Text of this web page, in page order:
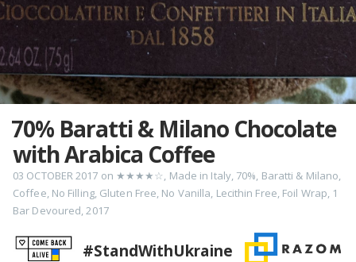
70% Baratti & Milano Chocolate
with Arabica Coffee
03 OCTOBER 2017 on ★★★★☆, Made in Italy, 70%, Baratti & Milano,
Coffee, No Filling, Gluten Free, No Vanilla, Lecithin Free, Foil Wrap, 1
Bar Devoured,2017
#StandWithUkraine